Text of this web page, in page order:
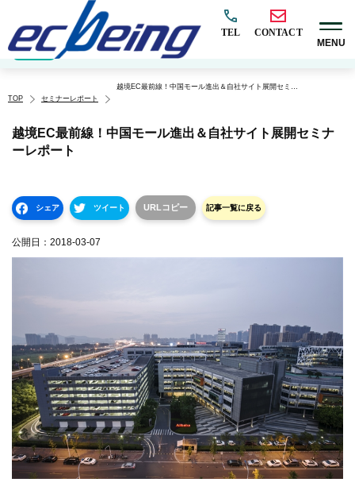
TEL
CONTACT
MENU
TOP セミナーレポート
越境EC最前線！中国モール進出＆自社サイト展開セミナーレポート
越境EC最前線！中国モール進出＆自社サイト展開セミナ
ーレポート
シェア ツイート URLコピー 記事一覧に戻る
公開日： 2018-03-07
カテゴリ EC構築 マーケティング BtoB